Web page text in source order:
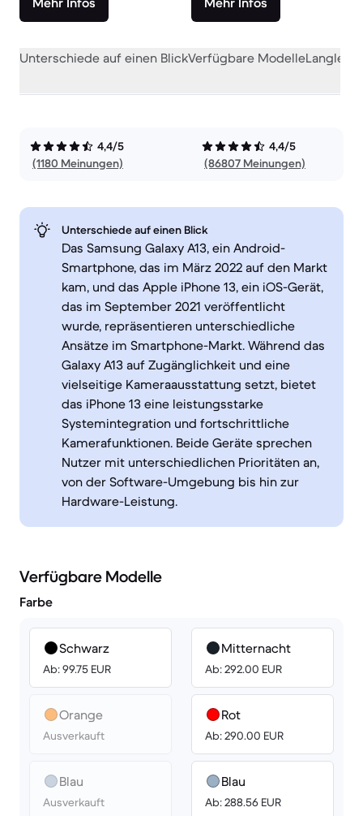
Unterschiede auf einen BlickVerfügbare Modelle
4,4/5
(1180 Meinungen)
4,4/5
(86807 Meinungen)
Unterschiede auf einen Blick
Das Samsung Galaxy A13, ein Android-
Smartphone, das im März 2022 auf den Markt
kam, und das Apple iPhone 13, ein iOS-Gerät,
das im September 2021 veröffentlicht
wurde, repräsentieren unterschiedliche
Ansätze im Smartphone-Markt. Während das
Galaxy A13 auf Zugänglichkeit und eine
vielseitige Kameraausstattung setzt, bietet
das iPhone 13 eine leistungsstarke
Systemintegration und fortschrittliche
Kamerafunktionen. Beide Geräte sprechen
Nutzer mit unterschiedlichen Prioritäten an,
von der Software-Umgebung bis hin zur
Hardware-Leistung.
Verfügbare Modelle
Farbe
Schwarz
Ab: 99.75 EUR
Orange
Ausverkauft
Blau
Ausverkauft
Mitternacht
Ab: 292.00 EUR
Rot
Ab: 290.00 EUR
Blau
Ab: 288.56 EUR